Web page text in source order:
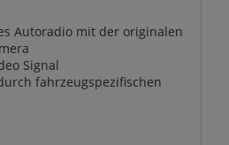
Autoradio mit der originalen
Signal
fahrzeugspezifischen